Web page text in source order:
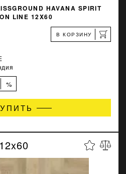
HAVANA SPIRIT
LINE 12X60
В КОРЗИНУ
%
12x60